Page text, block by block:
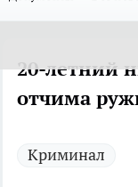
20-летний
отчима
Криминал